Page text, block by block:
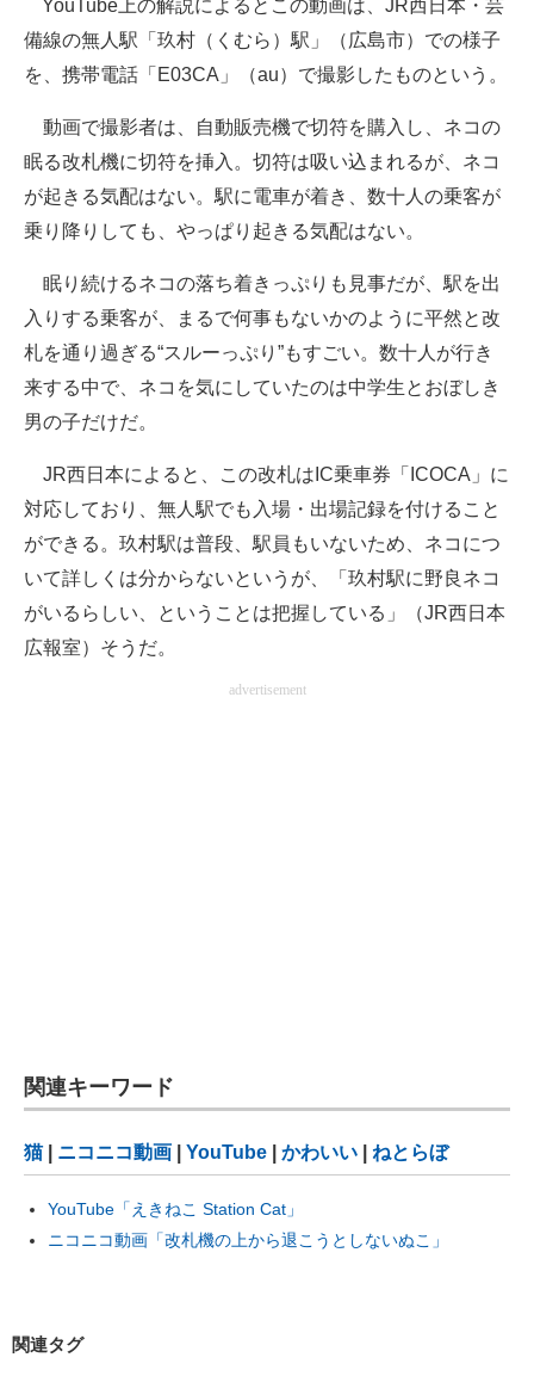
YouTube上の解説によるとこの動画は、JR西日本・芸
備線の無人駅「玖村（くむら）駅」（広島市）での様子
を、携帯電話「E03CA」（au）で撮影したものという。
動画で撮影者は、自動販売機で切符を購入し、ネコの
眠る改札機に切符を挿入。切符は吸い込まれるが、ネコ
が起きる気配はない。駅に電車が着き、数十人の乗客が
乗り降りしても、やっぱり起きる気配はない。
眠り続けるネコの落ち着きっぷりも見事だが、駅を出
入りする乗客が、まるで何事もないかのように平然と改
札を通り過ぎる“スルーっぷり”もすごい。数十人が行き
来する中で、ネコを気にしていたのは中学生とおぼしき
男の子だけだ。
JR西日本によると、この改札はIC乗車券「ICOCA」に
対応しており、無人駅でも入場・出場記録を付けること
ができる。玖村駅は普段、駅員もいないため、ネコにつ
いて詳しくは分からないというが、「玖村駅に野良ネコ
がいるらしい、ということは把握している」（JR西日本
広報室）そうだ。
advertisement
関連キーワード
猫| ニコニコ動画 YouTube かわいい ねとらぼ
YouTube「えきねこ Station Cat」
ニコニコ動画「改札機の上から退こうとしないぬこ」
関連タグ